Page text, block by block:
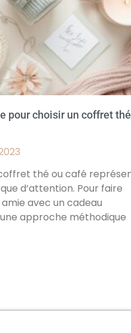
pour choisir un coffret
coffret thé ou café
d’attention. Pour faire
avec un cadeau
approche méthodique